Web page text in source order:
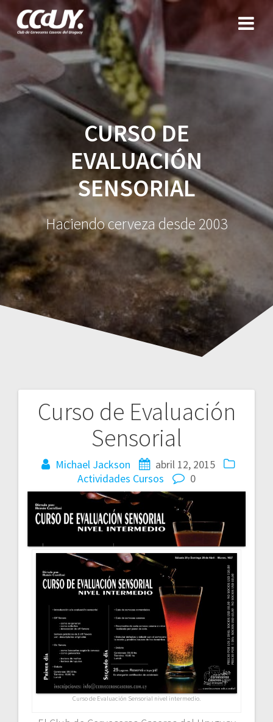
Saltar
contenido
CURSO DE
EVALUACIÓN
SENSORIAL
Haciendo cerveza desde 2003
Curso de Evaluación
Sensorial
Michael Jackson
abril 12, 2015
Actividades Cursos 0
Curso de Evaluación Sensorial nivel intermedio.
Navegación
entradas